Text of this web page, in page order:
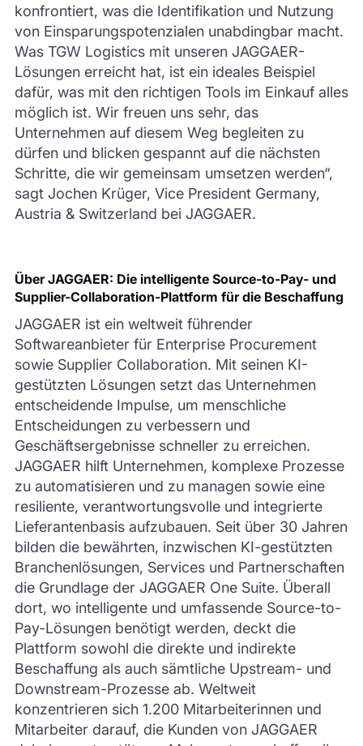
konfrontiert, was die Identifikation und Nutzung
von Einsparungspotenzialen unabdingbar macht.
Was TGW Logistics mit unseren JAGGAER-
Lösungen erreicht hat, ist ein ideales Beispiel
dafür, was mit den richtigen Tools im Einkauf alles
möglich ist. Wir freuen uns sehr, das
Unternehmen auf diesem Weg begleiten zu
dürfen und blicken gespannt auf die nächsten
Schritte, die wir gemeinsam umsetzen werden“,
sagt Jochen Krüger, Vice President Germany,
Austria & Switzerland bei JAGGAER.
Über JAGGAER: Die intelligente Source-to-Pay- und
Supplier-Collaboration-Plattform für die Beschaffung
JAGGAER ist ein weltweit führender
Softwareanbieter für Enterprise Procurement
sowie Supplier Collaboration. Mit seinen KI-
gestützten Lösungen setzt das Unternehmen
entscheidende Impulse, um menschliche
Entscheidungen zu verbessern und
Geschäftsergebnisse schneller zu erreichen.
JAGGAER hilft Unternehmen, komplexe Prozesse
zu automatisieren und zu managen sowie eine
resiliente, verantwortungsvolle und integrierte
Lieferantenbasis aufzubauen. Seit über 30 Jahren
bilden die bewährten, inzwischen KI-gestützten
Branchenlösungen, Services und Partnerschaften
die Grundlage der JAGGAER One Suite. Überall
dort, wo intelligente und umfassende Source-to-
Pay-Lösungen benötigt werden, deckt die
Plattform sowohl die direkte und indirekte
Beschaffung als auch sämtliche Upstream- und
Downstream-Prozesse ab. Weltweit
konzentrieren sich 1.200 Mitarbeiterinnen und
Mitarbeiter darauf, die Kunden von JAGGAER